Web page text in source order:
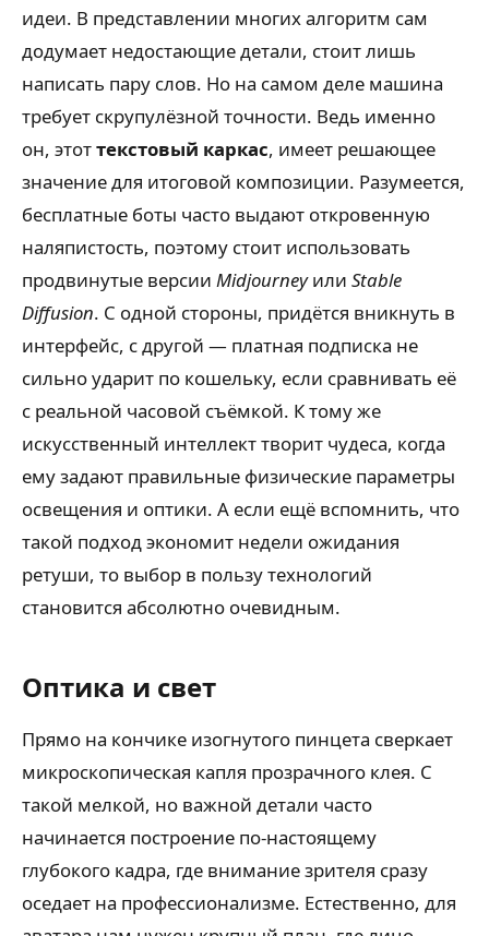
идеи. В представлении многих алгоритм сам
додумает недостающие детали, стоит лишь
написать пару слов. Но на самом деле машина
требует скрупулёзной точности. Ведь именно
он, этоттекстовый каркас, имеет решающее
значение для итоговой композиции. Разумеется,
бесплатные боты часто выдают откровенную
наляпистость, поэтому стоит использовать
продвинутые версии Midjourneyили Stable
Diffusion. С одной стороны, придётся вникнуть в
интерфейс, с другой — платная подписка не
сильно ударит по кошельку, если сравнивать её
с реальной часовой съёмкой. К тому же
искусственный интеллект творит чудеса, когда
ему задают правильные физические параметры
освещения и оптики. А если ещё вспомнить, что
такой подход экономит недели ожидания
ретуши, то выбор в пользу технологий
становится абсолютно очевидным.
Оптика и свет
Прямо на кончике изогнутого пинцета сверкает
микроскопическая капля прозрачного клея. С
такой мелкой, но важной детали часто
начинается построение по-настоящему
глубокого кадра, где внимание зрителя сразу
оседает на профессионализме. Естественно, для